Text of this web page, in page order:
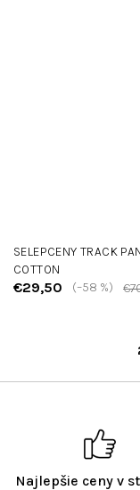
SELEPCENY TRACK
COTTON
€29,50 (–58 %)
Najlepšie ceny v